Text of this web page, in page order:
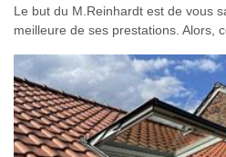
Le but du M.Reinhardt est de vous
meilleure de ses prestations. Alors,